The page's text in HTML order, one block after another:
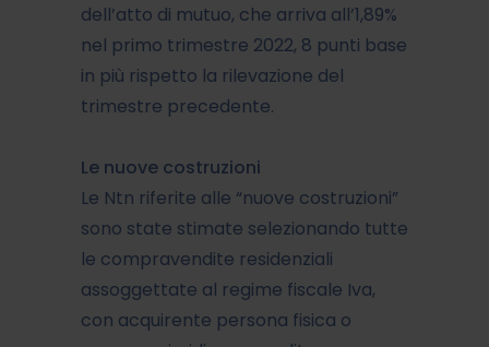
dell’atto di mutuo, che arriva all’1,89%
nel primo trimestre 2022, 8 punti base
in più rispetto la rilevazione del
trimestre precedente.
Le nuove costruzioni
Le Ntn riferite alle “nuove costruzioni”
sono state stimate selezionando tutte
le compravendite residenziali
assoggettate al regime fiscale Iva,
con acquirente persona fisica o